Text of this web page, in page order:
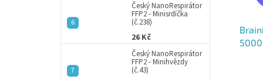
Český NanoRespirátor
FFP2 - Minisrdíčka
(č.238)
26 Kč
Český NanoRespirátor
FFP2 - Minihvězdy
(č.43)
5000